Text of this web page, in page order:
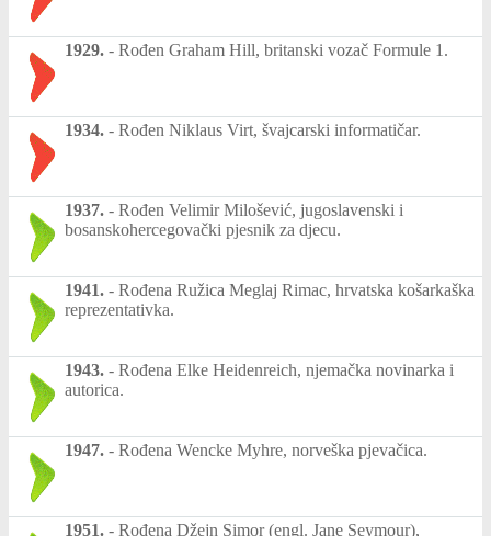
1929. - Rođen Graham Hill, britanski vozač Formule 1.
1934. - Rođen Niklaus Virt, švajcarski informatičar.
1937. - Rođen Velimir Milošević, jugoslavenski i
bosanskohercegovački pjesnik za djecu.
1941. - Rođena Ružica Meglaj Rimac, hrvatska košarkaška
reprezentativka.
1943. - Rođena Elke Heidenreich, njemačka novinarka i
autorica.
1947. - Rođena Wencke Myhre, norveška pjevačica.
1951. - Rođena Džejn Simor (engl. Jane Seymour),